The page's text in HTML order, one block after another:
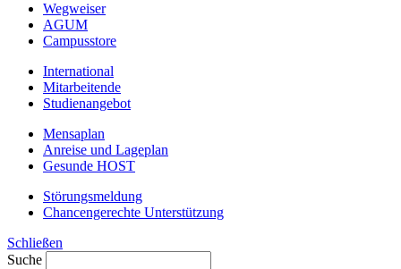
Wegweiser
AGUM
Campusstore
International
Mitarbeitende
Studienangebot
Mensaplan
Anreise und Lageplan
Gesunde HOST
Störungsmeldung
Chancengerechte Unterstützung
Schließen
Suche